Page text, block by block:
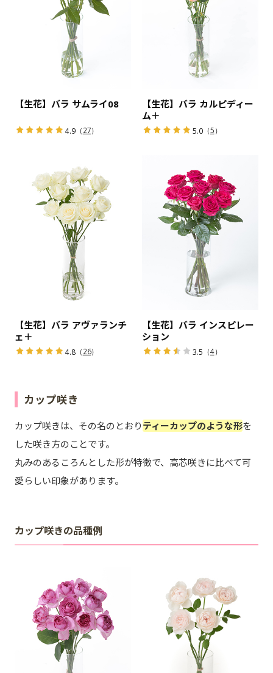
【生花】バラ サムライ08
4.9（27）
【生花】バラ カルピディー
ム＋
5.0（5）
【生花】バラ アヴァランチ
ェ＋
4.8（26）
【生花】バラ インスピレー
ション
3.5 （4）
カップ咲き
カップ咲きは、その名のとおり ティーカップのような形を
した咲き方のことです。
丸みのあるころんとした形が特徴で、高芯咲きに比べて可
愛らしい印象があります。
カップ咲きの品種例